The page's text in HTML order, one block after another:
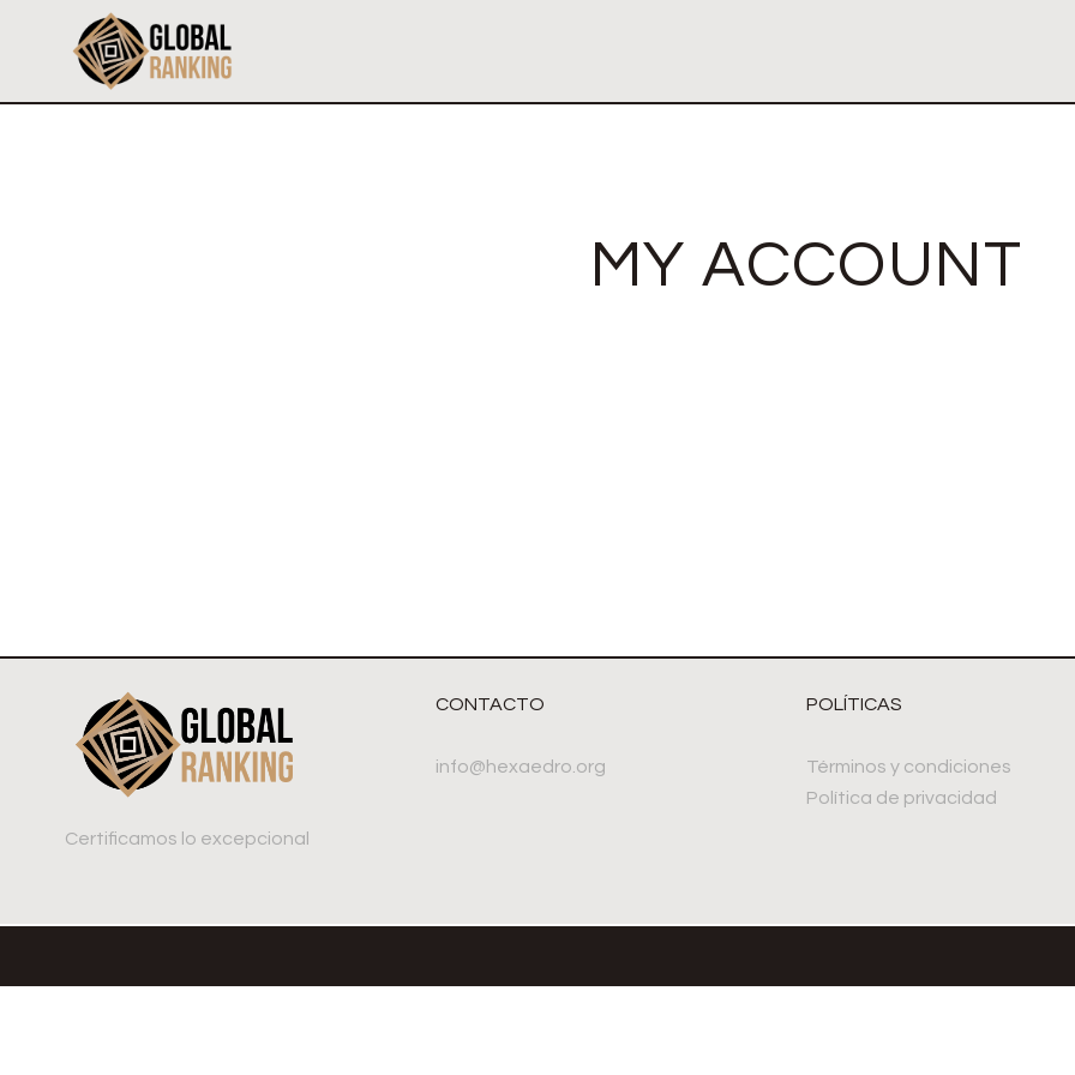
MY ACCOUNT
Certificamos lo excepcional
CONTACTO
info@hexaedro.org
POLÍTICAS
Términos y condiciones
Política de privacidad